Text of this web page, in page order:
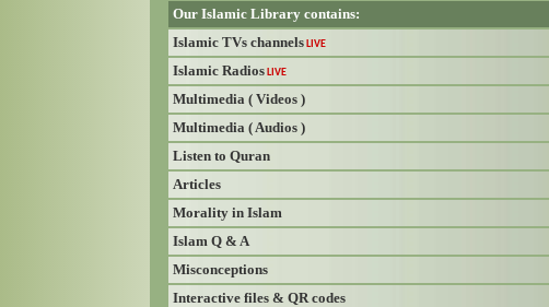
Our Islamic Library contains:
Islamic TVs channels LIVE
Islamic Radios LIVE
Multimedia ( Videos )
Multimedia ( Audios )
Listen to Quran
Articles
Morality in Islam
Islam Q & A
Misconceptions
Interactive files & QR codes